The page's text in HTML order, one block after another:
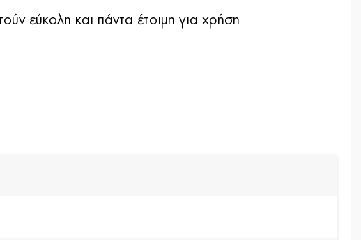
εύκολη και πάντα έτοιµη για χρήση